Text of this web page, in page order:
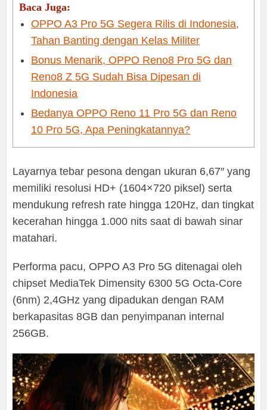
Baca Juga:
OPPO A3 Pro 5G Segera Rilis di Indonesia,
Tahan Banting dengan Kelas Militer
Bonus Menarik, OPPO Reno8 Pro 5G dan
Reno8 Z 5G Sudah Bisa Dipesan di
Indonesia
Bedanya OPPO Reno 11 Pro 5G dan Reno
10 Pro 5G, Apa Peningkatannya?
Layarnya tebar pesona dengan ukuran 6,67″ yang
memiliki resolusi HD+ (1604×720 piksel) serta
mendukung refresh rate hingga 120Hz, dan tingkat
kecerahan hingga 1.000 nits saat di bawah sinar
matahari.
Performa pacu, OPPO A3 Pro 5G ditenagai oleh
chipset MediaTek Dimensity 6300 5G Octa-Core
(6nm) 2,4GHz yang dipadukan dengan RAM
berkapasitas 8GB dan penyimpanan internal
256GB.